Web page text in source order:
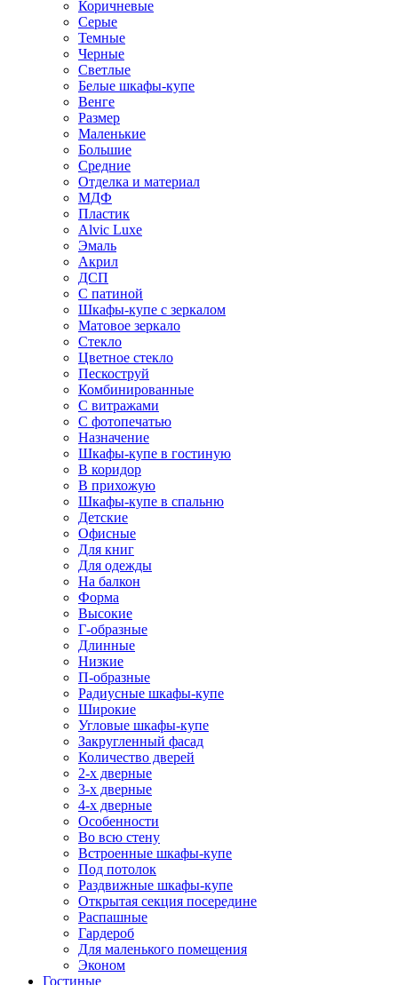
Коричневые
Серые
Темные
Черные
Светлые
Белые шкафы-купе
Венге
Размер
Маленькие
Большие
Средние
Отделка и материал
МДФ
Пластик
Alvic Luxe
Эмаль
Акрил
ДСП
С патиной
Шкафы-купе с зеркалом
Матовое зеркало
Стекло
Цветное стекло
Пескоструй
Комбинированные
С витражами
С фотопечатью
Назначение
Шкафы-купе в гостиную
В коридор
В прихожую
Шкафы-купе в спальню
Детские
Офисные
Для книг
Для одежды
На балкон
Форма
Высокие
Г-образные
Длинные
Низкие
П-образные
Радиусные шкафы-купе
Широкие
Угловые шкафы-купе
Закругленный фасад
Количество дверей
2-х дверные
3-х дверные
4-х дверные
Особенности
Во всю стену
Встроенные шкафы-купе
Под потолок
Раздвижные шкафы-купе
Открытая секция посередине
Распашные
Гардероб
Для маленького помещения
Эконом
Гостиные